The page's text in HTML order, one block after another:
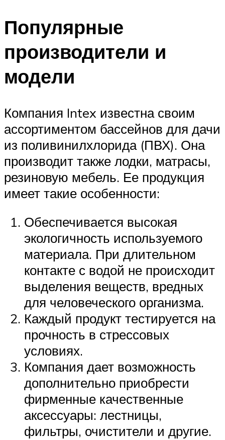
Популярные
производители и
модели
Компания Intex известна своим
ассортиментом бассейнов для дачи
из поливинилхлорида (ПВХ). Она
производит также лодки, матрасы,
резиновую мебель. Ее продукция
имеет такие особенности:
Обеспечивается высокая
экологичность используемого
материала. При длительном
контакте с водой не происходит
выделения веществ, вредных
для человеческого организма.
Каждый продукт тестируется на
прочность в стрессовых
условиях.
Компания дает возможность
дополнительно приобрести
фирменные качественные
аксессуары: лестницы,
фильтры, очистители и другие.